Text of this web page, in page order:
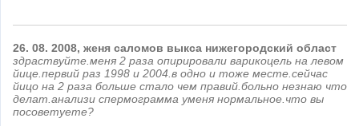
26. 08. 2008, женя саломов выкса нижегородский област
здраствуйте.меня 2 раза опирировали варикоцель на левом
йице.первий раз 1998 и 2004.в одно и тоже месте.сейчас
йицо на 2 раза больше стало чем правий.больно незнаю что
делат.анализи спермограмма уменя нормальное.что вы
посоветуете?